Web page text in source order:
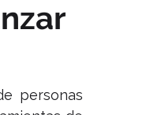
personas